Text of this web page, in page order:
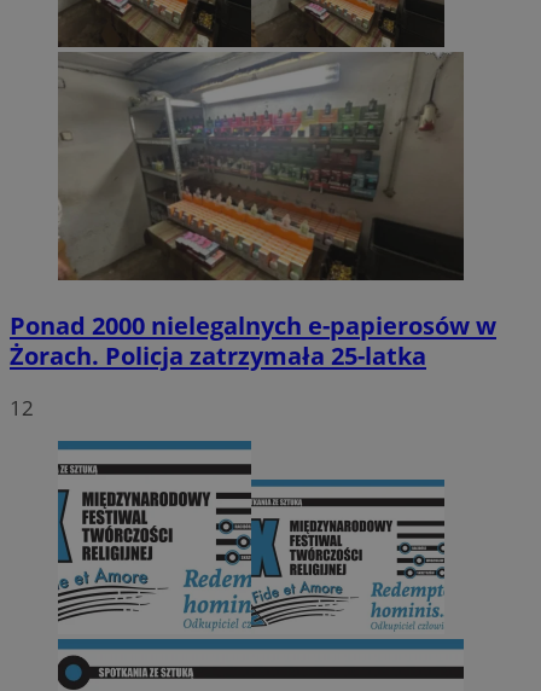
Ponad 2000 nielegalnych e-papierosów w
Żorach. Policja zatrzymała 25-latka
12